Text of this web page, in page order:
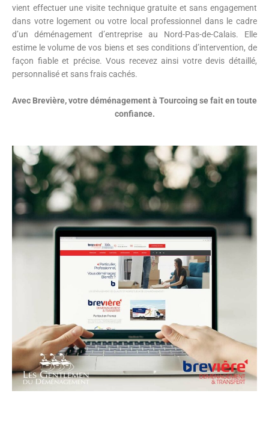
vient effectuer une visite technique gratuite et sans engagement
dans votre logement ou votre local professionnel dans le cadre
d’un déménagement d’entreprise au Nord-Pas-de-Calais. Elle
estime le volume de vos biens et ses conditions d’intervention, de
façon fiable et précise.Vous recevez ainsi votre devis détaillé,
personnalisé et sans frais cachés.
Avec Brevière, votre déménagement à Tourcoing se fait en toute
confiance.